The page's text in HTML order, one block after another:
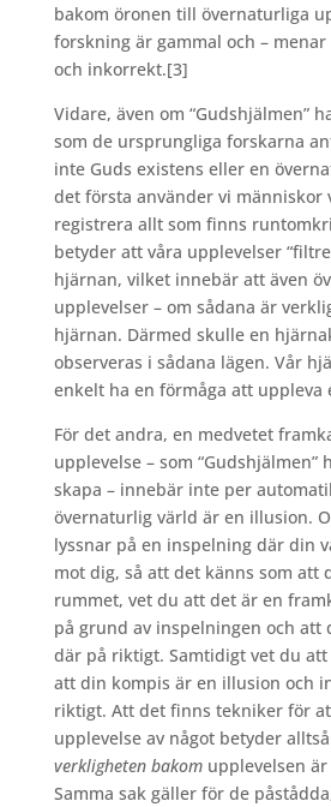
bakom öronen till övernaturliga
forskning är gammal och –
och inkorrekt.[3]
Vidare, även om “Gudshjälmen”
som de ursprungliga forskarna
inte Guds existens eller en
det första använder vi människor
registrera allt som finns
betyder att våra upplevelser
hjärnan, vilket innebär att även
upplevelser – om sådana är
hjärnan. Därmed skulle en
observeras i sådana lägen. Vår
enkelt ha en förmåga att uppleva
För det andra, en medvetet
upplevelse – som “Gudshjälmen”
skapa – innebär inte per
övernaturlig värld är en illusion.
lyssnar på en inspelning där din
mot dig, så att det känns som att
rummet, vet du att det är en
på grund av inspelningen och att
där på riktigt. Samtidigt vet du
att din kompis är en illusion och
riktigt. Att det finns tekniker för
upplevelse av något betyder
verkligheten bakomupplevelsen är
Samma sak gäller för de